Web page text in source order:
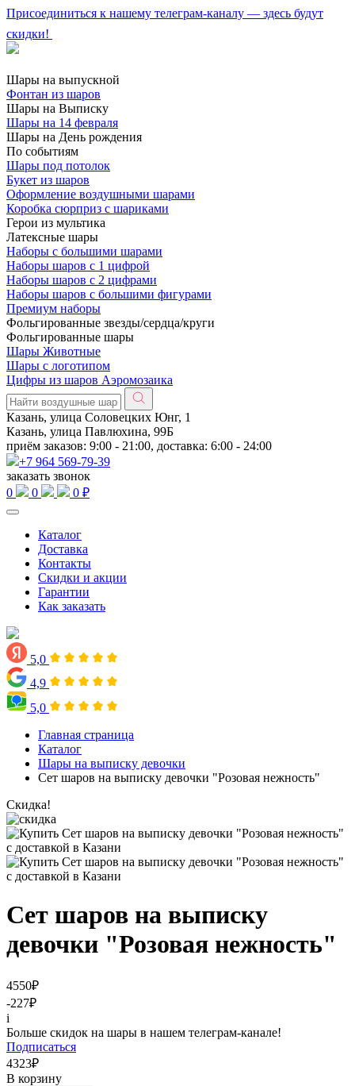
Присоединиться к нашему телеграм-каналу — здесь будут
скидки!
Шары на выпускной
Фонтан из шаров
Шары на Выписку
Шары на 14 февраля
Шары на День рождения
По событиям
Шары под потолок
Букет из шаров
Оформление воздушными шарами
Коробка сюрприз с шариками
Герои из мультика
Латексные шары
Наборы с большими шарами
Наборы шаров с 1 цифрой
Наборы шаров с 2 цифрами
Наборы шаров с большими фигурами
Премиум наборы
Фольгированные звезды/сердца/круги
Фольгированные шары
Шары Животные
Шары с логотипом
Цифры из шаров Аэромозаика
Казань, улица Соловецких Юнг, 1
Казань, улица Павлюхина, 99Б
приём заказов: 9:00 - 21:00, доставка: 6:00 - 24:00
+7 964 569-79-39
заказать звонок
0
0 0 ₽
Каталог
Доставка
Контакты
Скидки и акции
Гарантии
Как заказать
5,0
4,9
5,0
Главная страница
Каталог
Шары на выписку девочки
Сет шаров на выписку девочки "Розовая нежность"
Скидка!
Сет шаров на выписку
девочки "Розовая нежность"
4550₽
-227₽
i
Больше скидок на шары в нашем телеграм-канале!
Подписаться
4323₽
В корзину